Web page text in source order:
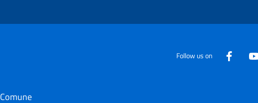
Follow us on